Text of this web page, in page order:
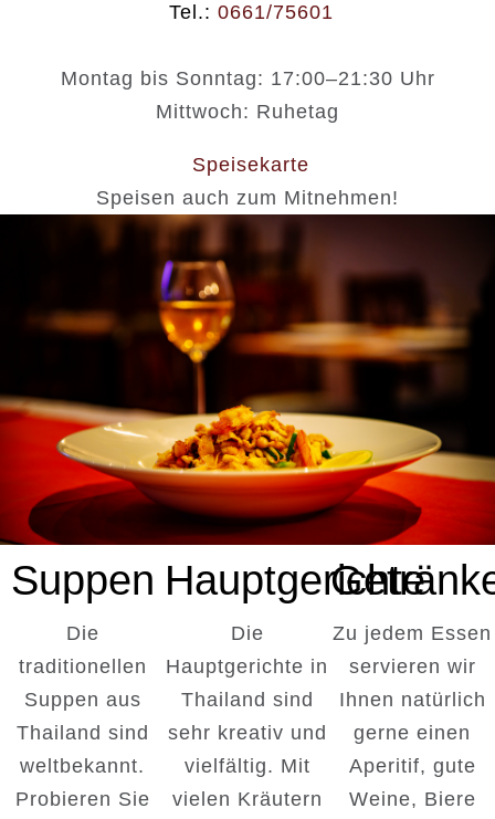
Tel.: 0661/75601
Montag bis Sonntag: 17:00–21:30 Uhr
Mittwoch: Ruhetag
Speisekarte
Speisen auch zum Mitnehmen!
Suppen
Die
traditionellen
Suppen aus
Thailand sind
weltbekannt.
Probieren Sie
Hauptgerichte
Die
Hauptgerichte in
Thailand sind
sehr kreativ und
vielfältig. Mit
vielen Kräutern
Zu jedem Essen
servieren wir
Ihnen natürlich
gerne einen
Aperitif, gute
Weine, Biere